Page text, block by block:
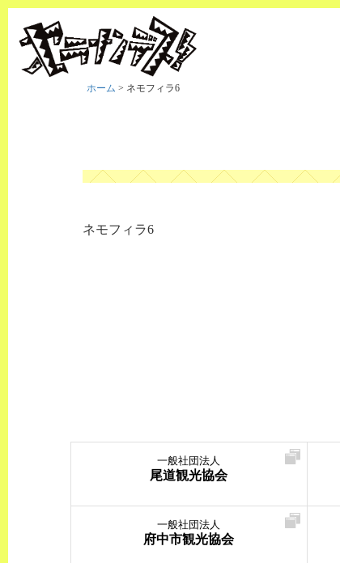
ホーム > ネモフィラ6
ネモフィラ6
一般社団法人
尾道観光協会
一般社団法人
府中市観光協会